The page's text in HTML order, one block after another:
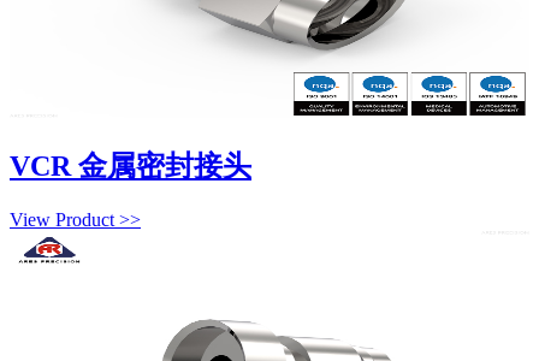
VCR 金属密封接头
View Product >>